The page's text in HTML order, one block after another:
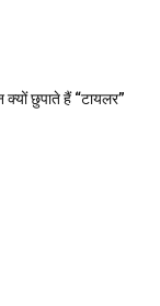
छुपाते हैं “टायलर”